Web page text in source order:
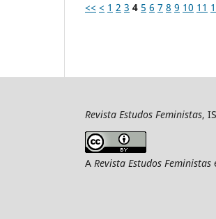
<< < 1 2 3 4 5 6 7 8 9 10 11
Revista Estudos Feministas,
A Revista Estudos Feministas